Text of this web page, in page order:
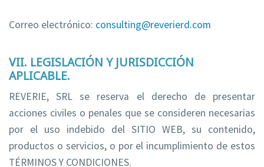
Correo electrónico: consulting@reverierd.com
VII. LEGISLACIÓN Y JURISDICCIÓN
APLICABLE.
REVERIE, SRL se reserva el derecho de presentar
acciones civiles o penales que se consideren necesarias
por el uso indebido del SITIO WEB, su contenido,
productos o servicios, o por el incumplimiento de estos
TÉRMINOS Y CONDICIONES.